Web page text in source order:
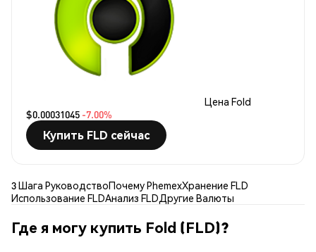
Цена Fold
$0.00031045 -7.00%
Купить FLD сейчас
3 Шага РуководствоПочему PhemexХранение FLD
Использование FLDАнализ FLDДругие Валюты
Где я могу купить Fold (FLD)?